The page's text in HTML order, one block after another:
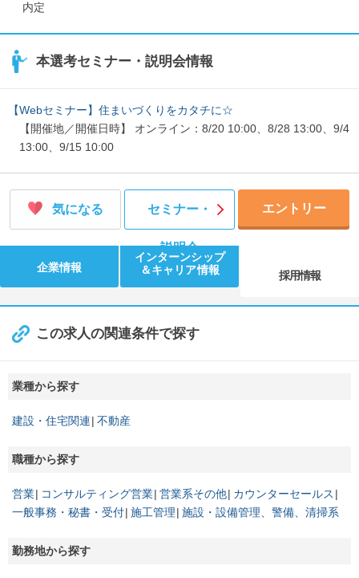
内定
本選考セミナー・説明会情報
【Webセミナー】住まいづくりをカタチに☆
【開催地／開催日時】 オンライン：8/20 10:00、8/28 13:00、9/4
13:00、9/15 10:00
気になる セミナー・
説明会
エントリー
企業情報
インターンシップ
＆キャリア情報
採用情報
この求人の関連条件で探す
業種から探す
建設・住宅関連 不動産
職種から探す
営業 コンサルティング営業 営業系その他 カウンターセールス
一般事務・秘書・受付 施工管理 施設・設備管理、警備、清掃系
勤務地から探す